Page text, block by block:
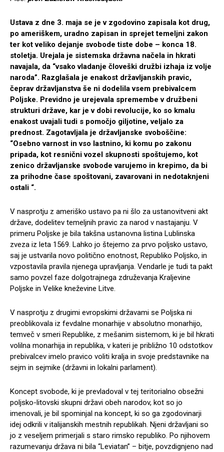
Ustava z dne 3. maja se je v zgodovino zapisala kot drug,
po ameriškem, uradno zapisan in sprejet temeljni zakon
ter kot veliko dejanje svobode tiste dobe – konca 18.
stoletja. Urejala je sistemska državna načela in hkrati
navajala, da “vsako vladanje človeški družbi izhaja iz volje
naroda”. Razglašala je enakost državljanskih pravic,
čeprav državljanstva še ni dodelila vsem prebivalcem
Poljske. Previdno je urejevala spremembe v družbeni
strukturi države, kar je v dobi revolucije, ko so kmalu
enakost uvajali tudi s pomočjo giljotine, veljalo za
prednost. Zagotavljala je državljanske svoboščine:
“Osebno varnost in vso lastnino, ki komu po zakonu
pripada, kot resnični vozel skupnosti spoštujemo, kot
zenico državljanske svobode varujemo in krepimo, da bi
za prihodne čase spoštovani, zavarovani in nedotaknjeni
ostali “.
V nasprotju z ameriško ustavo pa ni šlo za ustanovitveni akt
države, dodelitev temeljnih pravic za narod v nastajanju. V
primeru Poljske je bila takšna ustanovna listina Lublinska
zveza iz leta 1569. Lahko jo štejemo za prvo poljsko ustavo,
saj je ustvarila novo politično enotnost, Republiko Poljsko, in
vzpostavila pravila njenega upravljanja. Vendarle je tudi ta pakt
samo povzel faze dolgotrajnega združevanja Kraljevine
Poljske in Velike kneževine Litve.
V nasprotju z drugimi evropskimi državami se Poljska ni
preoblikovala iz fevdalne monarhije v absolutno monarhijo,
temveč v smeri Republike, z mešanim sistemom, ki je bil hkrati
volilna monarhija in republika, v kateri je približno 10 odstotkov
prebivalcev imelo pravico voliti kralja in svoje predstavnike na
sejm in sejmike (državni in lokalni parlament).
Koncept svobode, ki je prevladoval v tej teritorialno obsežni
poljsko-litovski skupni državi obeh narodov, kot so jo
imenovali, je bil spominjal na koncept, ki so ga zgodovinarji
idej odkrili v italijanskih mestnih republikah. Njeni državljani so
jo z veseljem primerjali s staro rimsko republiko. Po njihovem
razumevanju država ni bila “Leviatan” – bitje, povzdignjeno nad